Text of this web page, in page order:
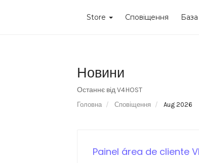
Store Сповіщення
Новини
Останнє від V4HOST
Головна Сповіщення Aug 2026
Painel área de cliente